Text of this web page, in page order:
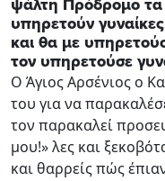
ψάλτη Πρόδρομο τα
υπηρετούν
και θα με
τον υπηρετούσε
Ο Άγιος Αρσένιος ο
του για να
τον παρακαλεί
μου!» λες και
και θαρρείς πώς